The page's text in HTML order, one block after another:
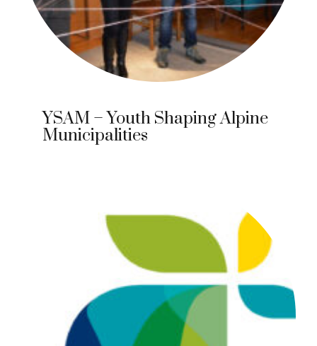
YSAM – Youth Shaping Alpine
Municipalities